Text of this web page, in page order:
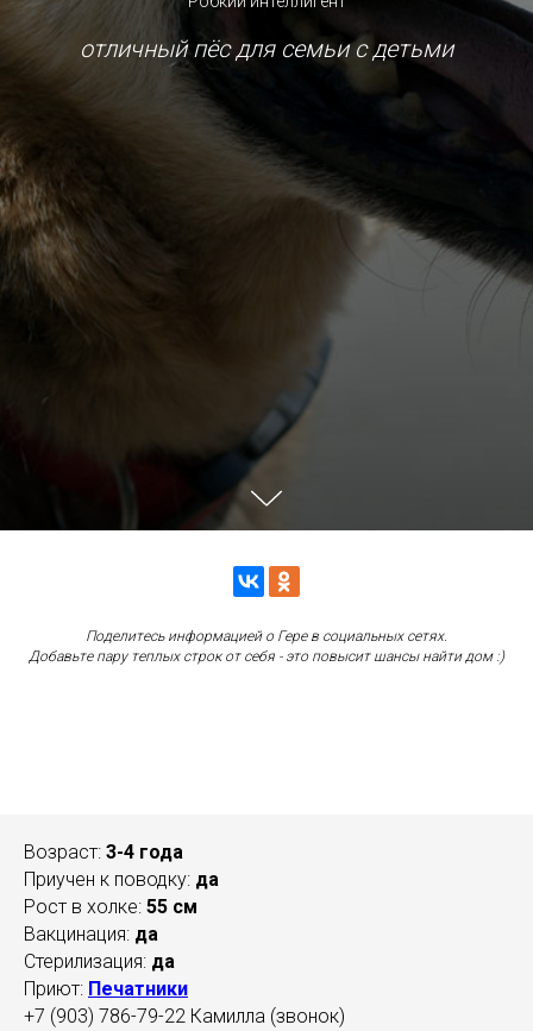
отличный пёс для семьи с детьми
Поделитесь информацией о Гере в социальных сетях.
Добавьте пару теплых строк от себя - это повысит шансы найти дом :)
Возраст: 3-4 года
Приучен к поводку: да
Рост в холке: 55 см
Вакцинация: да
Стерилизация: да
Приют: Печатники
+7 (903) 786-79-22 Камилла (звонок)